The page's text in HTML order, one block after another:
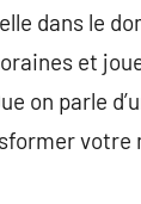
dans le
et
on parle
votre